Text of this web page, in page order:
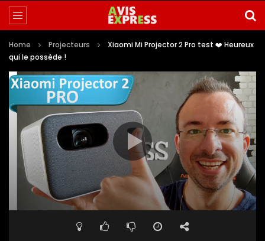
Home Projecteurs
Xiaomi Mi Projector 2 Pro test ❤️ Heureux
qui le possède !